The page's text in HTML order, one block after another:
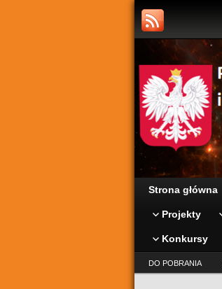
Strona główna
Projekty
Konkursy
DO POBRANIA